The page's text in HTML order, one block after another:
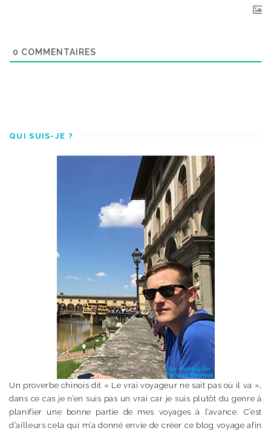
0 COMMENTAIRES
QUI SUIS-JE ?
Un proverbe chinois dit « Le vrai voyageur ne sait pas où il va »,
dans ce cas je n’en suis pas un vrai car je suis plutôt du genre à
planifier une bonne partie de mes voyages à l’avance. C’est
d’ailleurs cela qui m’a donné envie de créer ce blog voyage afin